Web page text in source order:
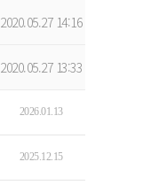
2020.05.27 14:16
2020.05.27 13:33
2026.01.13
2025.12.15